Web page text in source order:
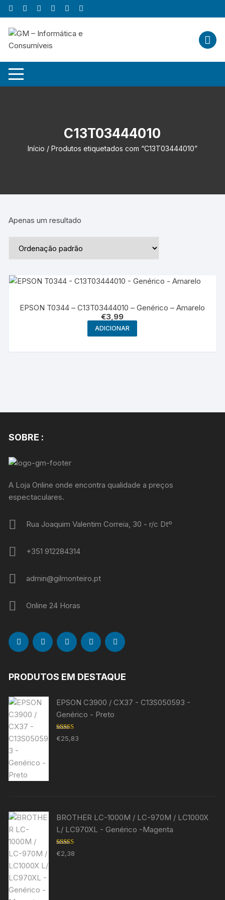
Skip
to
content
C13T03444010
Início / Produtos etiquetados com “C13T03444010”
Apenas um resultado
EPSON T0344 – C13T03444010 – Genérico – Amarelo
€3,99
ADICIONAR
SOBRE :
A Loja Online onde encontra qualidade a preços
espectaculares.
Rua Joaquim Valentim Correia, 30 - r/c Dtº
+351 912284314
admin@gilmonteiro.pt
Online 24 Horas
PRODUTOS EM DESTAQUE
EPSON C3900 / CX37 - C13S050593 -
Genérico - Preto
Avaliação
5.00de 5
€25,83
BROTHER LC-1000M / LC-970M / LC1000X
L/ LC970XL - Genérico -Magenta
Avaliação
5.00de 5
€2,38